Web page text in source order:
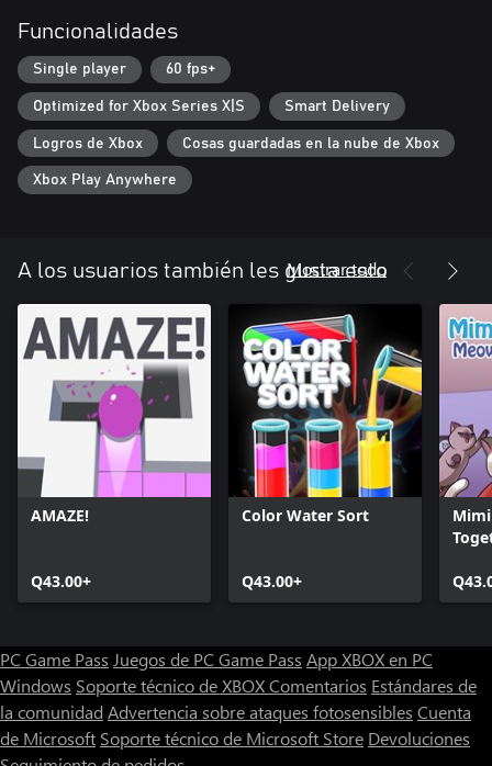
Funcionalidades
Single player 60 fps+
Optimized for Xbox Series X|S Smart Delivery
Logros de Xbox Cosas guardadas en la nube de Xbox
Xbox Play Anywhere
A los usuarios también les gusta esto
Mostrar todo
AMAZE!
Q43.00+
Color Water Sort
Q43.00+
PC Game Pass Juegos de PC Game Pass App XBOX en PC
Windows Soporte técnico de XBOXComentarios Estándares de
la comunidad Advertencia sobre ataques fotosensibles Cuenta
de Microsoft Soporte técnico de Microsoft Store Devoluciones